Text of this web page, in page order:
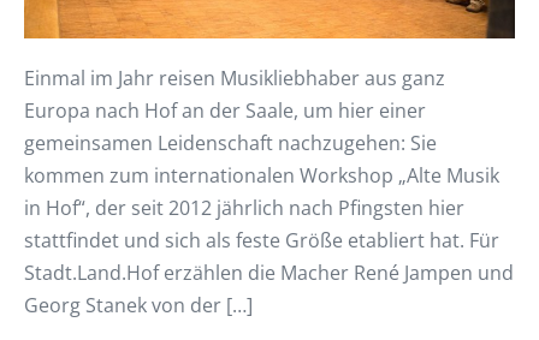
Einmal im Jahr reisen Musikliebhaber aus ganz
Europa nach Hof an der Saale, um hier einer
gemeinsamen Leidenschaft nachzugehen: Sie
kommen zum internationalen Workshop „Alte Musik
in Hof“, der seit 2012 jährlich nach Pfingsten hier
stattfindet und sich als feste Größe etabliert hat. Für
Stadt.Land.Hof erzählen die Macher René Jampen und
Georg Stanek von der […]